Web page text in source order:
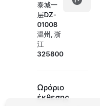
泰城一
层DZ-
01008
温州, 浙
江
325800
Ωράριο
έκθεσης